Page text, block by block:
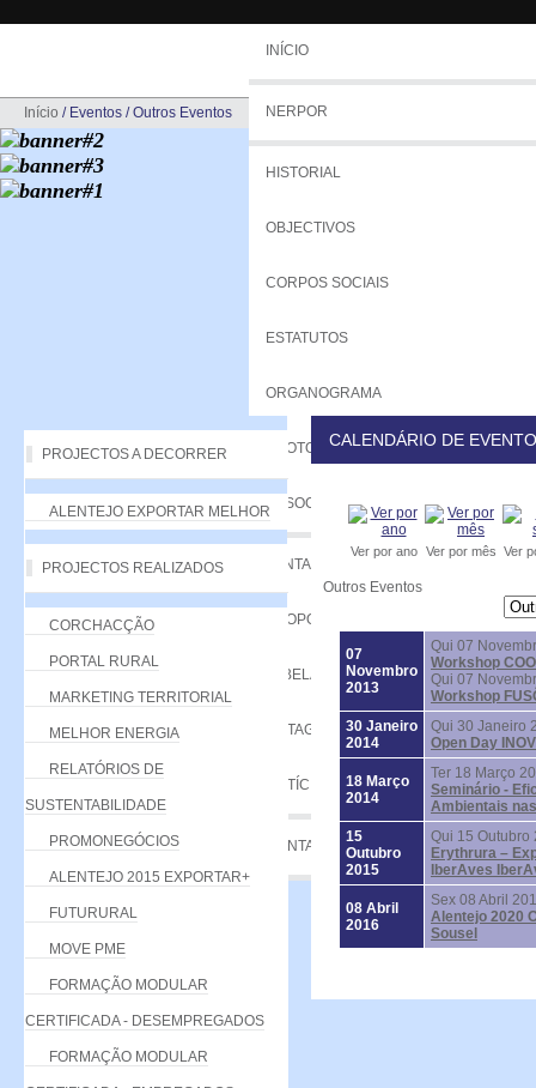
INÍCIO
NERPOR
HISTORIAL
OBJECTIVOS
CORPOS SOCIAIS
ESTATUTOS
ORGANOGRAMA
PROTOCOLOS
ASSOCIADOS
VANTAGENS
PROPOSTA
TABELA DE QUOTAS
LISTAGEM
NOTÍCIAS
CONTACTE-NOS
Início / Eventos /Outros Eventos
PROJECTOS A DECORRER
ALENTEJO EXPORTAR MELHOR
PROJECTOS REALIZADOS
CORCHACÇÃO
PORTAL RURAL
MARKETING TERRITORIAL
MELHOR ENERGIA
RELATÓRIOS DE
SUSTENTABILIDADE
PROMONEGÓCIOS
ALENTEJO 2015 EXPORTAR+
FUTURURAL
MOVE PME
FORMAÇÃO MODULAR
CERTIFICADA - DESEMPREGADOS
FORMAÇÃO MODULAR
CALENDÁRIO DE
Ver por ano Ver por mês Ver
Outros Eventos
07
Novembro
2013
Qui 07
Workshop
Qui 07
Workshop
30 Janeiro
2014
Qui 30 Janeiro
Open Day
18 Março
2014
Ter 18 Março
Seminário -
Ambientais
15
Outubro
2015
Qui 15 Outubro
Erythrura –
IberAves
08 Abril
2016
Sex 08 Abril
Alentejo 2020
Sousel